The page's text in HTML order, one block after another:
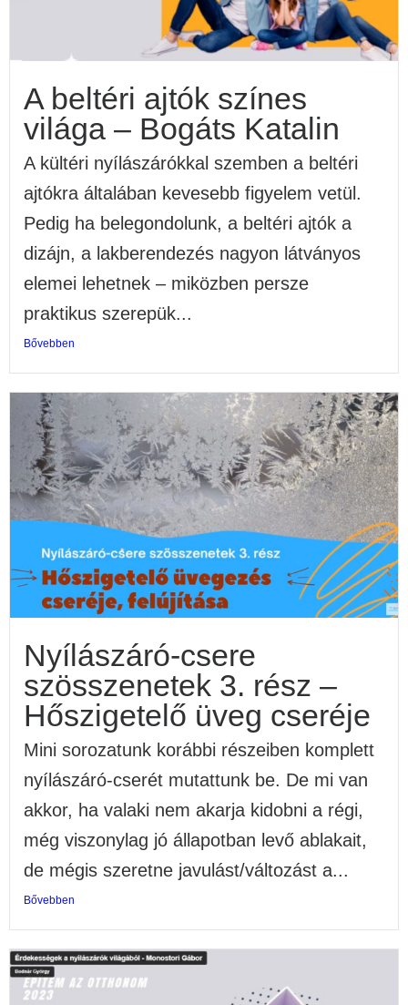
A beltéri ajtók színes
világa – Bogáts Katalin
A kültéri nyílászárókkal szemben a beltéri
ajtókra általában kevesebb figyelem vetül.
Pedig ha belegondolunk, a beltéri ajtók a
dizájn, a lakberendezés nagyon látványos
elemei lehetnek – miközben persze
praktikus szerepük...
Bővebben
Nyílászáró-csere
szösszenetek 3. rész –
Hőszigetelő üveg cseréje
Mini sorozatunk korábbi részeiben komplett
nyílászáró-cserét mutattunk be. De mi van
akkor, ha valaki nem akarja kidobni a régi,
még viszonylag jó állapotban levő ablakait,
de mégis szeretne javulást/változást a...
Bővebben